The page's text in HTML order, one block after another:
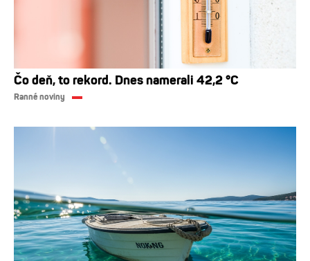
Čo deň, to rekord. Dnes namerali 42,2 °C
Ranné noviny